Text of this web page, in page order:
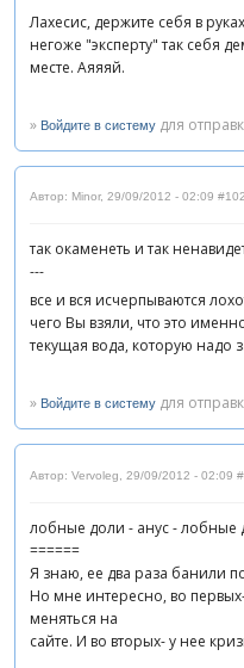
Лахесис, держите себя в
негоже "эксперту" так себя
месте. Аяяяй.
» Войдите в систему для
Автор: Minor, 29/09/2012 - 02:09
так окаменеть и так
---
все и вся исчерпываются
чего Вы взяли, что это
текущая вода, которую надо
» Войдите в систему для
Автор: Vervoleg 29/09/2012 - 02:09
лобные доли - анус - лобные
======
Я знаю, ее два раза банили
Но мне интересно, во
меняться на
сайте. И во вторых- у нее